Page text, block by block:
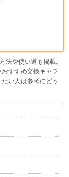
法や使い道も掲載。
すすめ交換キャラ
い人は参考にどう